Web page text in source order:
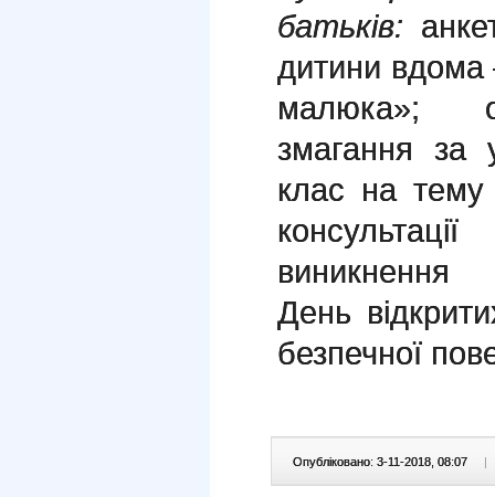
батьків:
дитини вдома
малюка»;
змагання за
клас на
виникнення
День
безпечної
Опубліковано: 3-11-2018, 08:07 |